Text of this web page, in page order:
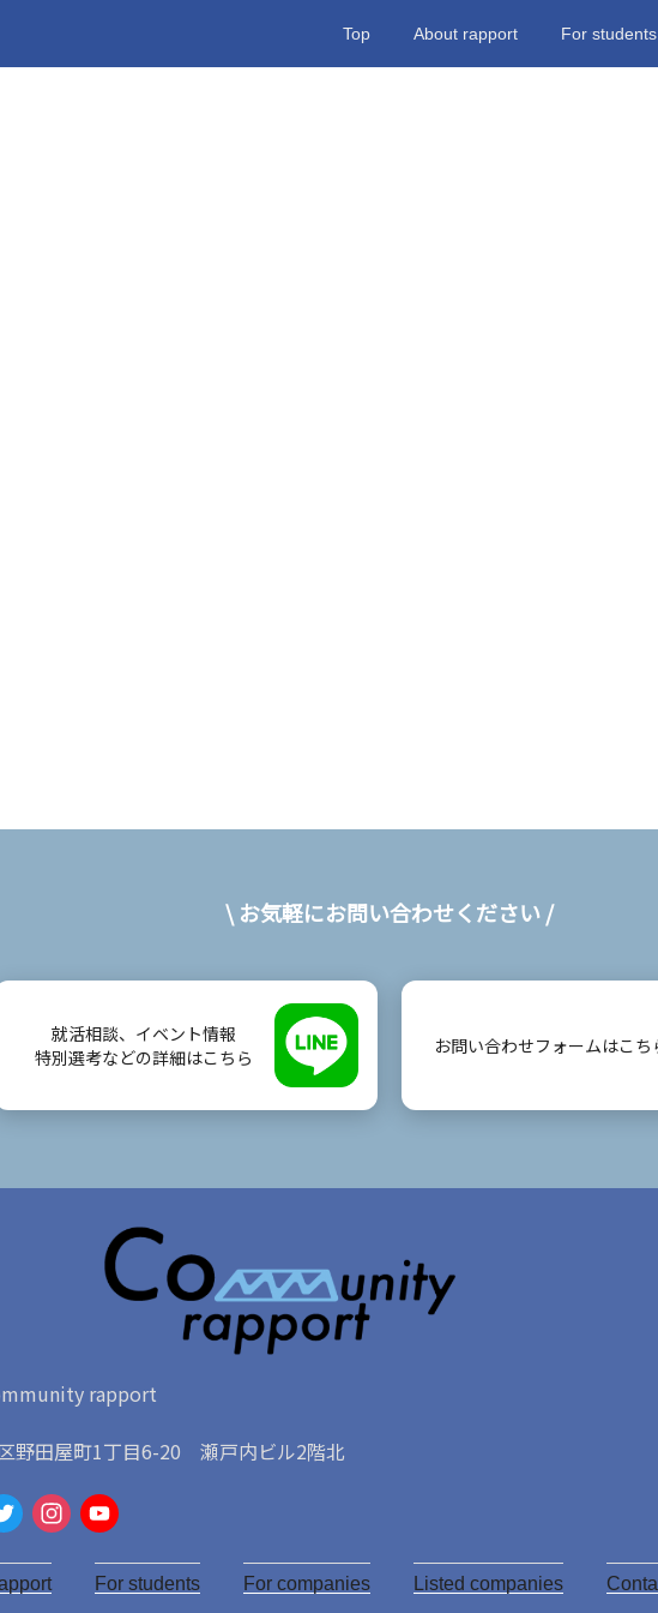
Top About rapport For students
\ お気軽にお問い合わせください /
就活相談、イベント情報
特別選考などの詳細はこちら
お問い合わせフォームはこち
rapport
野田屋町1丁目6-20 瀬戸内ビル2階北
T
w
it
I
n
s
o
u
For students For companies Listed companies